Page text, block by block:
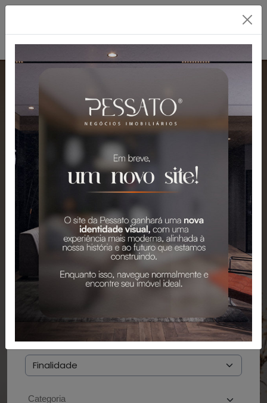
PESSATO: A MELHOR
IMOBILIÁRIA EM
GRAVATAÍ
Mais de 2.300 Imóveis para Venda e
Aluguel em Gravataí e Região.
PESQUISAR BUSCAR POR CÓDIGO